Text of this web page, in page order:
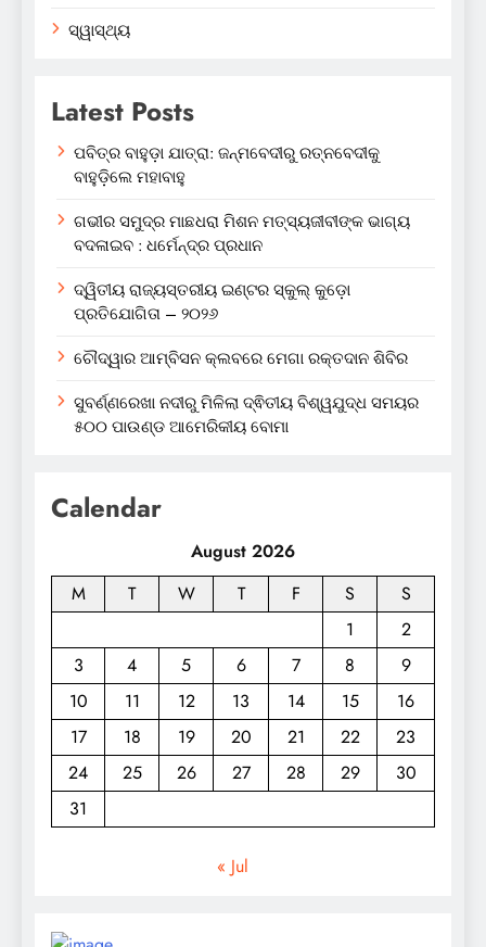
ସ୍ୱାସ୍ଥ୍ୟ
Latest Posts
ପବିତ୍ର ବାହୁଡ଼ା ଯାତ୍ରା: ଜନ୍ମବେଦୀରୁ ରତ୍ନବେଦୀକୁ
ବାହୁଡ଼ିଲେ ମହାବାହୁ
ଗଭୀର ସମୁଦ୍ର ମାଛଧରା ମିଶନ ମତ୍ସ୍ୟଜୀବୀଙ୍କ ଭାଗ୍ୟ
ବଦଳାଇବ : ଧର୍ମେନ୍ଦ୍ର ପ୍ରଧାନ
ଦ୍ୱିତୀୟ ରାଜ୍ୟସ୍ତରୀୟ ଇଣ୍ଟର ସ୍କୁଲ୍ କୁଡ଼ୋ
ପ୍ରତିଯୋଗିତା – ୨୦୨୬
ଚୌଦ୍ୱାର ଆମ୍ବିସନ କ୍ଲବରେ ମେଗା ରକ୍ତଦାନ ଶିବିର
ସୁବର୍ଣ୍ଣରେଖା ନଦୀରୁ ମିଳିଲା ଦ୍ଵିତୀୟ ବିଶ୍ୱଯୁଦ୍ଧ ସମୟର
୫୦୦ ପାଉଣ୍ଡ ଆମେରିକୀୟ ବୋମା
Calendar
August 2026
M
T W T F S
S
1
2
3
4 5 6 7 8
9
10
11 12 13 14 15
16
17
18 19 20 21 22
23
24
25 26 27 28 29
30
31
« Jul